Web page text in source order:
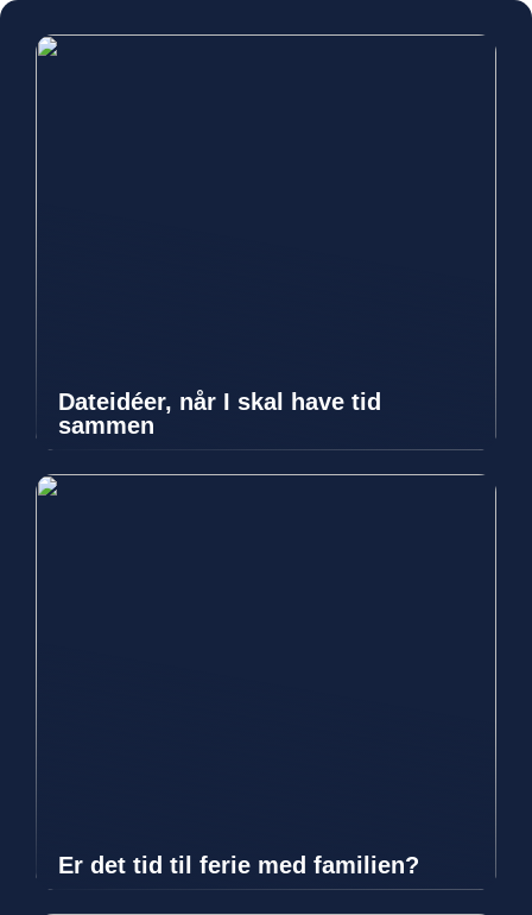
Dateidéer, når I skal have tid
sammen
Er det tid til ferie med familien?